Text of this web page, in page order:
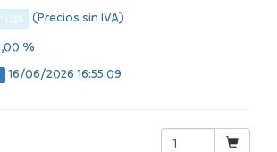
U$S (Precios sin IVA)
%
16/06/2026 16:55:09